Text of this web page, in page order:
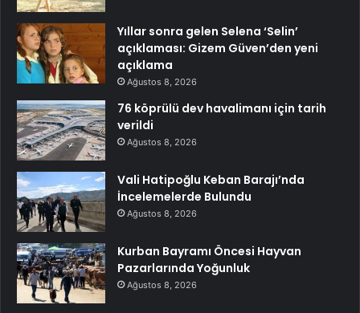
Yıllar sonra gelen Selena ‘Selin’
açıklaması: Gizem Güven’den yeni
açıklama
Ağustos 8, 2026
76 köprülü dev havalimanı için tarih
verildi
Ağustos 8, 2026
Vali Hatipoğlu Keban Barajı’nda
İncelemelerde Bulundu
Ağustos 8, 2026
Kurban Bayramı Öncesi Hayvan
Pazarlarında Yoğunluk
Ağustos 8, 2026